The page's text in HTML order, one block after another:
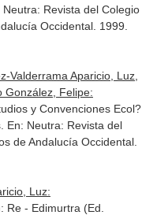
Neutra: Revista del Colegio
Occidental. 1999.
Valderrama Aparicio, Luz,
González, Felipe:
y Convenciones Ecol?
En: Neutra: Revista del
de Andalucía Occidental.
Luz:
Re - Edimurtra (Ed.